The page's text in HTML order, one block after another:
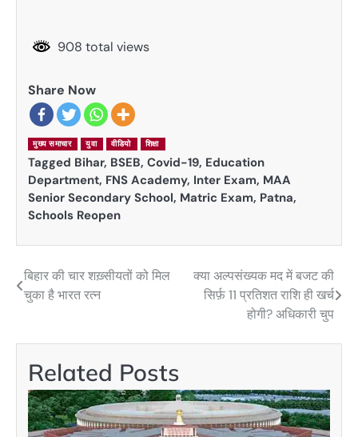
908 total views
Share Now
मुख्य समाचार युवा वीडियो शिक्षा
Tagged Bihar, BSEB, Covid-19, Education
Department, FNS Academy, Inter Exam, MAA
Senior Secondary School, Matric Exam, Patna,
Schools Reopen
Post
navigation
बिहार की चार शख़्सीयतों को मिल
चुका है भारत रत्न
क्या अल्पसंख्यक मद में बजट की
सिर्फ़ 11 प्रतिशत राशि ही खर्च
होगी? अधिकारी चुप
Related Posts